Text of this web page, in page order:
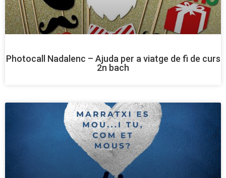
Photocall Nadalenc – Ajuda per a viatge de fi de curs
2n bach